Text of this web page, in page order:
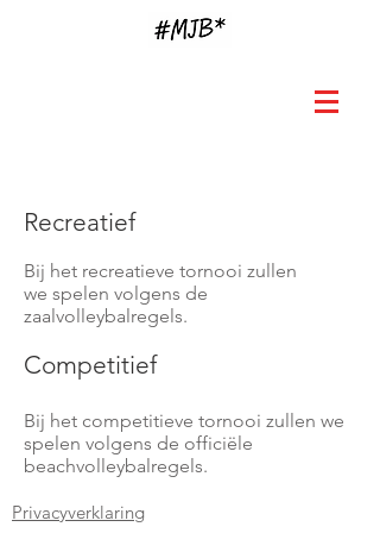
Recreatief
Bij het recreatieve tornooi zullen
we spelen volgens de
zaalvolleybalregels.
Competitief
Bij het competitieve tornooi zullen we
spelen volgens de officiële
beachvolleybalregels.
Privacyverklaring